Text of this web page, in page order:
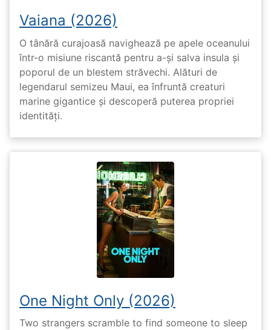
Vaiana (2026)
O tânără curajoasă navighează pe apele oceanului
într-o misiune riscantă pentru a-și salva insula și
poporul de un blestem străvechi. Alături de
legendarul semizeu Maui, ea înfruntă creaturi
marine gigantice și descoperă puterea propriei
identități.
One Night Only (2026)
Two strangers scramble to find someone to sleep